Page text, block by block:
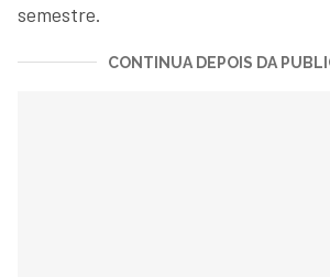
semestre.
CONTINUA DEPOIS DA